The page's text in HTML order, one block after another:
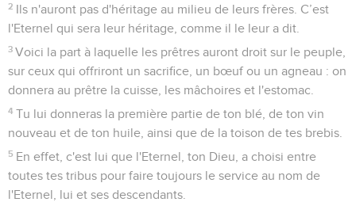
2 Ils n'auront pas d'héritage au milieu de leurs frères. C’est
l'Eternel qui sera leur héritage, comme il le leur a dit.
3 Voici la part à laquelle les prêtres auront droit sur le peuple,
sur ceux qui offriront un sacrifice, un bœuf ou un agneau : on
donnera au prêtre la cuisse, les mâchoires et l'estomac.
4 Tu lui donneras la première partie de ton blé, de ton vin
nouveau et de ton huile, ainsi que de la toison de tes brebis.
5 En effet, c'est lui que l'Eternel, ton Dieu, a choisi entre
toutes tes tribus pour faire toujours le service au nom de
l'Eternel, lui et ses descendants.